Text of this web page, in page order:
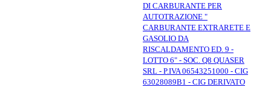
DI CARBURANTE PER
AUTOTRAZIONE "
CARBURANTE EXTRARETE E
GASOLIO DA
RISCALDAMENTO ED. 9 -
LOTTO 6" - SOC. Q8 QUASER
SRL - P.IVA 06543251000 - CIG
63028089B1 - CIG DERIVATO